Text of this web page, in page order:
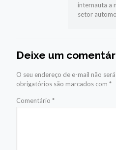
internauta a
setor
Deixe um
O seu endereço de e-mail não
obrigatórios são marcados com *
Comentário *